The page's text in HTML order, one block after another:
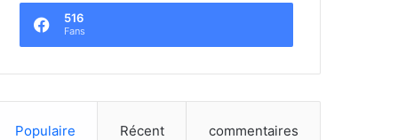
516
Fans
Populaire Récent commentaires